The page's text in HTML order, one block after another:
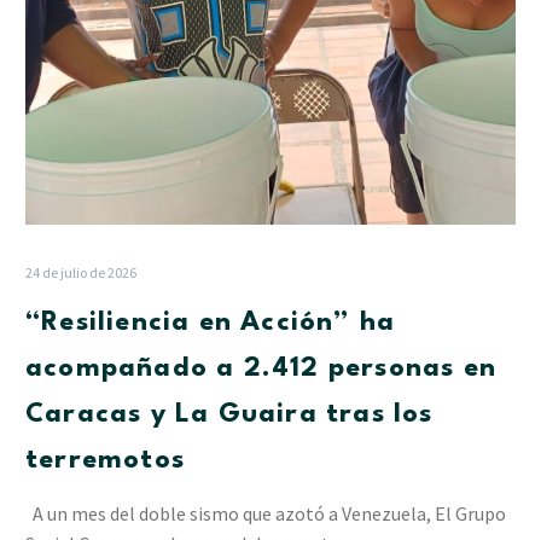
Caracas
y
La
Guaira
tras
los
terremotos
24 de julio de 2026
“Resiliencia en Acción” ha
acompañado a 2.412 personas en
Caracas y La Guaira tras los
terremotos
A un mes del doble sismo que azotó a Venezuela, El Grupo